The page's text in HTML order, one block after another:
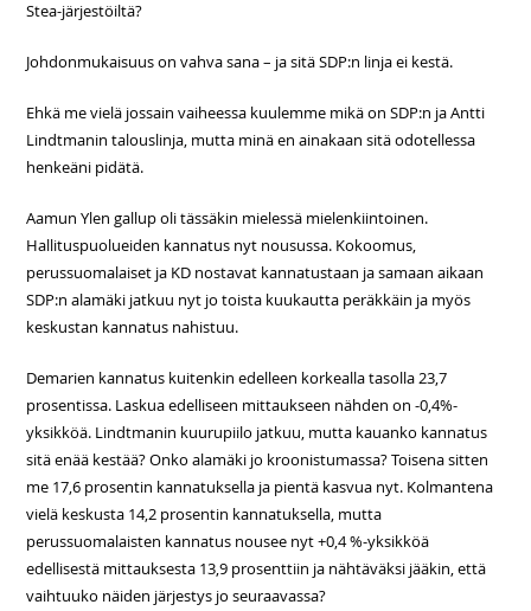
Stea-järjestöiltä?
Johdonmukaisuus on vahva sana – ja sitä SDP:n linja ei kestä.
Ehkä me vielä jossain vaiheessa kuulemme mikä on SDP:n ja Antti
Lindtmanin talouslinja, mutta minä en ainakaan sitä odotellessa
henkeäni pidätä.
Aamun Ylen gallup oli tässäkin mielessä mielenkiintoinen.
Hallituspuolueiden kannatus nyt nousussa. Kokoomus,
perussuomalaiset ja KD nostavat kannatustaan ja samaan aikaan
SDP:n alamäki jatkuu nyt jo toista kuukautta peräkkäin ja myös
keskustan kannatus nahistuu.
Demarien kannatus kuitenkin edelleen korkealla tasolla 23,7
prosentissa. Laskua edelliseen mittaukseen nähden on -0,4%-
yksikköä. Lindtmanin kuurupiilo jatkuu, mutta kauanko kannatus
sitä enää kestää? Onko alamäki jo kroonistumassa? Toisena sitten
me 17,6 prosentin kannatuksella ja pientä kasvua nyt. Kolmantena
vielä keskusta 14,2 prosentin kannatuksella, mutta
perussuomalaisten kannatus nousee nyt +0,4 %-yksikköä
edellisestä mittauksesta 13,9 prosenttiin ja nähtäväksi jääkin, että
vaihtuuko näiden järjestys jo seuraavassa?